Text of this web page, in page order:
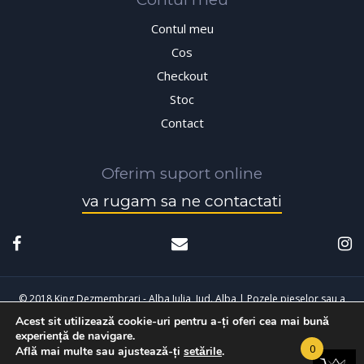
Contul meu
Cos
Checkout
Stoc
Contact
Oferim suport online
va rugam sa ne contactati
© 2018 King Dezmembrari - Alba Iulia, Jud. Alba | Pozele pieselor sau a
masinilor sunt cu titlu de prezentare, pot exista diferente fata de cele
achizitionate.
Acest sit utilizează cookie-uri pentru a-ți oferi cea mai bună
experiență de navigare.
Află mai multe sau ajustează-ți setările. 0